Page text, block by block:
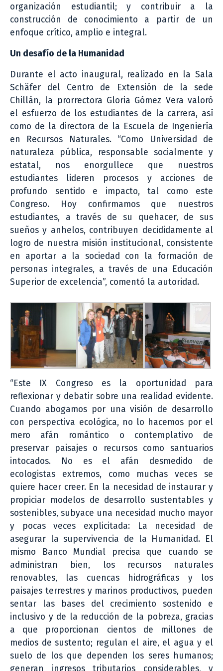
organización estudiantil; y contribuir a la
construcción de conocimiento a partir de un
enfoque crítico, amplio e integral.
Un desafío de la Humanidad
Durante el acto inaugural, realizado en la Sala
Schäfer del Centro de Extensión de la sede
Chillán, la prorrectora Gloria Gómez Vera valoró
el esfuerzo de los estudiantes de la carrera, así
como de la directora de la Escuela de Ingeniería
en Recursos Naturales. “Como Universidad de
naturaleza pública, responsable socialmente y
estatal, nos enorgullece que nuestros
estudiantes lideren procesos y acciones de
profundo sentido e impacto, tal como este
Congreso. Hoy confirmamos que nuestros
estudiantes, a través de su quehacer, de sus
sueños y anhelos, contribuyen decididamente al
logro de nuestra misión institucional, consistente
en aportar a la sociedad con la formación de
personas integrales, a través de una Educación
Superior de excelencia”, comentó la autoridad.
“Este IX Congreso es la oportunidad para
reflexionar y debatir sobre una realidad evidente.
Cuando abogamos por una visión de desarrollo
con perspectiva ecológica, no lo hacemos por el
mero afán romántico o contemplativo de
preservar paisajes o recursos como santuarios
intocados. No es el afán desmedido de
ecologistas extremos, como muchas veces se
quiere hacer creer. En la necesidad de instaurar y
propiciar modelos de desarrollo sustentables y
sostenibles, subyace una necesidad mucho mayor
y pocas veces explicitada: La necesidad de
asegurar la supervivencia de la Humanidad. El
mismo Banco Mundial precisa que cuando se
administran bien, los recursos naturales
renovables, las cuencas hidrográficas y los
paisajes terrestres y marinos productivos, pueden
sentar las bases del crecimiento sostenido e
inclusivo y de la reducción de la pobreza, gracias
a que proporcionan cientos de millones de
medios de sustento; regulan el aire, el agua y el
suelo de los que dependen los seres humanos;
generan ingresos tributarios considerables, y